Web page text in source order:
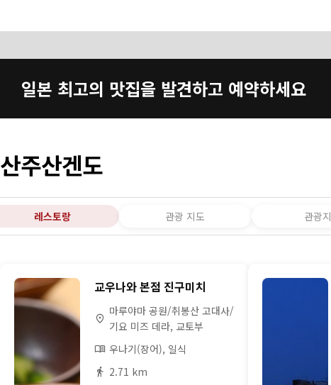
일본 최고의 맛집을 발견하고 예약하세요
산주산겐도
레스토랑 관광 지도 관광지
교우나와 본점 진구미치
마루야마 공원/취봉산 고대사/
기요 미즈 데라, 교토부
우나기(장어), 일식
2.71 km